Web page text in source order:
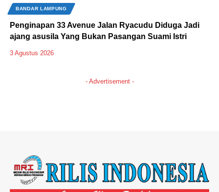
BANDAR LAMPUNG
Penginapan 33 Avenue Jalan Ryacudu Diduga Jadi
ajang asusila Yang Bukan Pasangan Suami Istri
3 Agustus 2026
- Advertisement -